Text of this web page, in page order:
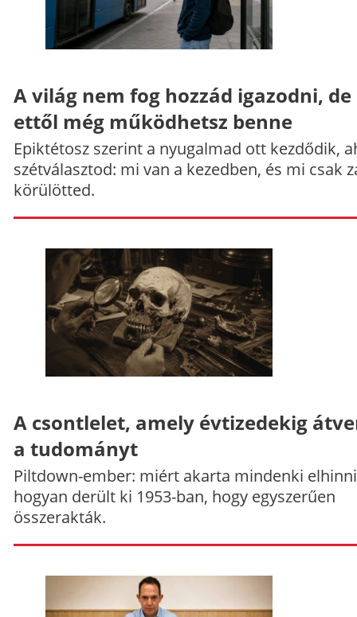
A világ nem fog hozzád igazodni, de
ettől még működhetsz benne
Epiktétosz szerint a nyugalmad ott kezdődik,
szétválasztod: mi van a kezedben, és mi csak
körülötted.
A csontlelet, amely évtizedekig
a tudományt
Piltdown-ember: miért akarta mindenki
hogyan derült ki 1953-ban, hogy egyszerűen
összerakták.